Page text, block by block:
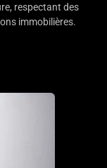
respectant des
immobilières.